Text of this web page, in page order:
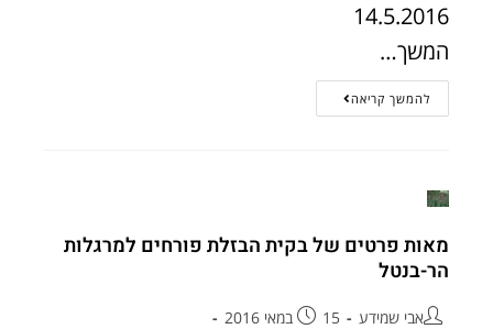
14.5.2016
המשך…
להמשך קריאה
מאות פרטים של בקית הבזלת פורחים למרגלות
הר-בנטל
אבי שמידע
15 במאי 2016